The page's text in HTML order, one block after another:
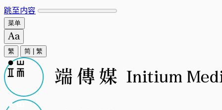
跳至内容
菜单
繁 简 繁